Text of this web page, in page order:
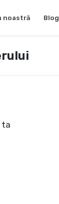
noastră Blog
ta